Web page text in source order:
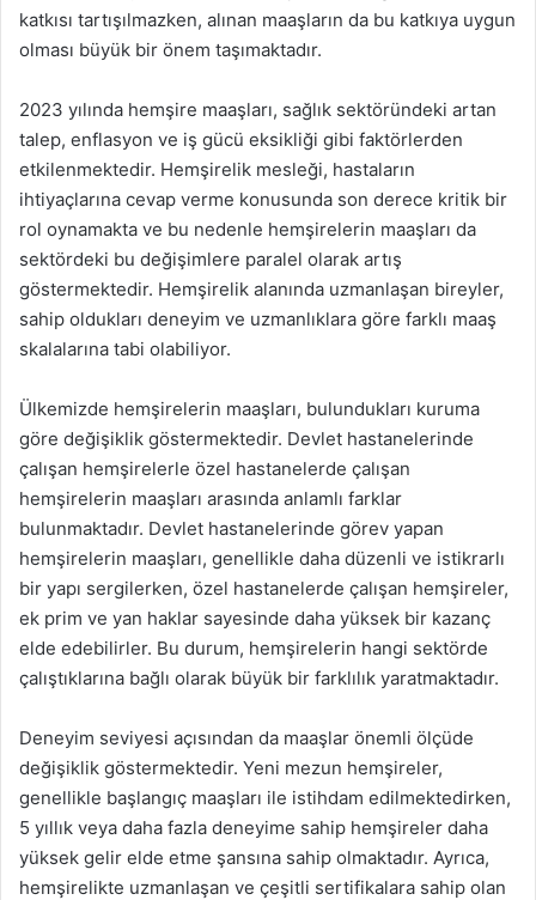
katkısı tartışılmazken, alınan maaşların da bu katkıya uygun
olması büyük bir önem taşımaktadır.
2023 yılında hemşire maaşları, sağlık sektöründeki artan
talep, enflasyon ve iş gücü eksikliği gibi faktörlerden
etkilenmektedir. Hemşirelik mesleği, hastaların
ihtiyaçlarına cevap verme konusunda son derece kritik bir
rol oynamakta ve bu nedenle hemşirelerin maaşları da
sektördeki bu değişimlere paralel olarak artış
göstermektedir. Hemşirelik alanında uzmanlaşan bireyler,
sahip oldukları deneyim ve uzmanlıklara göre farklı maaş
skalalarına tabi olabiliyor.
Ülkemizde hemşirelerin maaşları, bulundukları kuruma
göre değişiklik göstermektedir. Devlet hastanelerinde
çalışan hemşirelerle özel hastanelerde çalışan
hemşirelerin maaşları arasında anlamlı farklar
bulunmaktadır. Devlet hastanelerinde görev yapan
hemşirelerin maaşları, genellikle daha düzenli ve istikrarlı
bir yapı sergilerken, özel hastanelerde çalışan hemşireler,
ek prim ve yan haklar sayesinde daha yüksek bir kazanç
elde edebilirler. Bu durum, hemşirelerin hangi sektörde
çalıştıklarına bağlı olarak büyük bir farklılık yaratmaktadır.
Deneyim seviyesi açısından da maaşlar önemli ölçüde
değişiklik göstermektedir. Yeni mezun hemşireler,
genellikle başlangıç maaşları ile istihdam edilmektedirken,
5 yıllık veya daha fazla deneyime sahip hemşireler daha
yüksek gelir elde etme şansına sahip olmaktadır. Ayrıca,
hemşirelikte uzmanlaşan ve çeşitli sertifikalara sahip olan